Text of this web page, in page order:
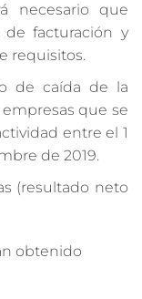
necesario que
facturación y
requisitos.
de caída de la
que se
entre el 1
de 2019.
(resultado neto
obtenido